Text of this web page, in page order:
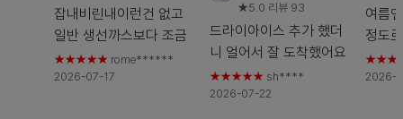
잡내비린내이런건 없고
일반 생선까스보다 조금
진한맛입니다 2026-
07-16 에 등록된 스마트
★★★★★ rome******
2026-07-17
★5.0 리뷰 93
드라이아이스 추가 했더
니 얼어서 잘 도착했어요
2026-07-21 에 등록된
스마트스토어 구매평
★★★★★ sh****
2026-07-22
여름
정도
하는
자카
2026-